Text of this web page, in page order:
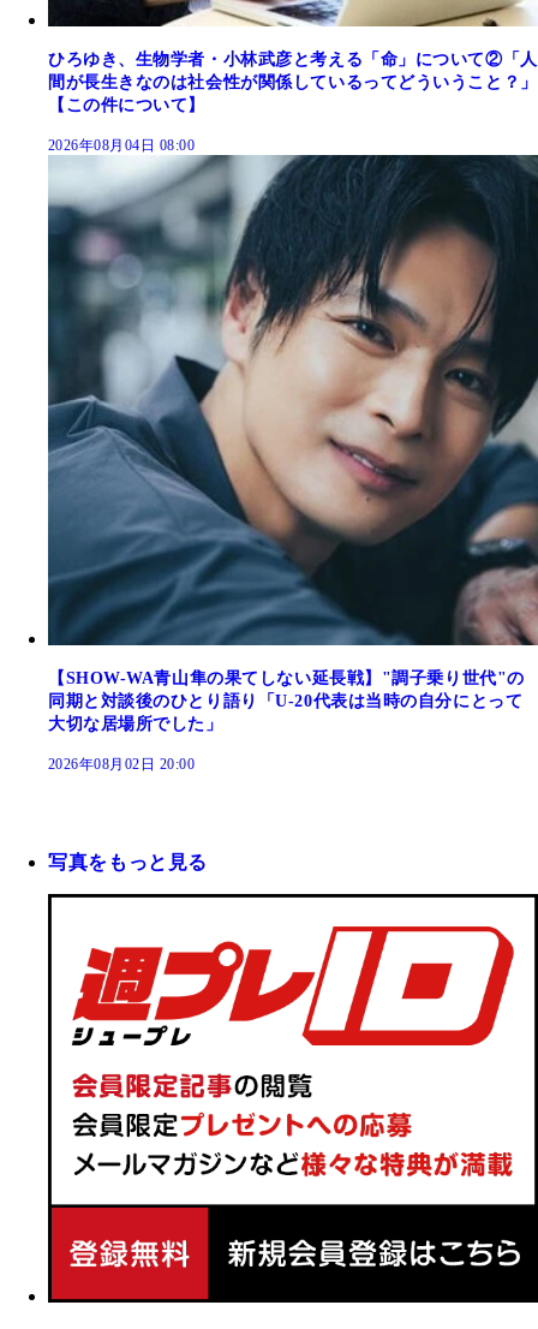
ひろゆき、生物学者・小林武彦と考える「命」について②「人
間が長生きなのは社会性が関係しているってどういうこと？」
【この件について】
2026年08月04日 08:00
【SHOW-WA青山隼の果てしない延長戦】"調子乗り世代"の
同期と対談後のひとり語り「U-20代表は当時の自分にとって
大切な居場所でした」
2026年08月02日 20:00
写真をもっと見る